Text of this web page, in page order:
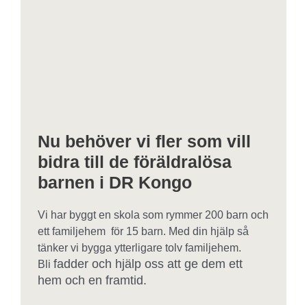
Nu behöver vi fler som vill
bidra till de föräldralösa
barnen i DR Kongo
Vi har byggt en skola som rymmer 200 barn och
ett familjehem för 15 barn. Med din hjälp så
tänker vi bygga ytterligare tolv familjehem.
Bli fadder och hjälp oss att ge dem ett
hem och en framtid.